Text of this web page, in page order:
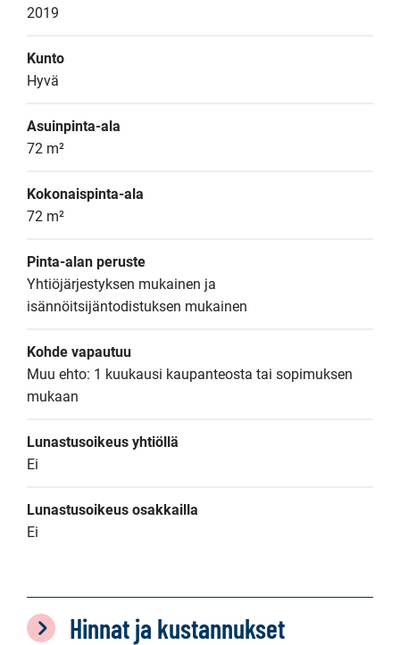
2019
Kunto
Hyvä
Asuinpinta-ala
72 m²
Kokonaispinta-ala
72 m²
Pinta-alan peruste
Yhtiöjärjestyksen mukainen ja
isännöitsijäntodistuksen mukainen
Kohde vapautuu
Muu ehto: 1 kuukausi kaupanteosta tai sopimuksen
mukaan
Lunastusoikeus yhtiöllä
Ei
Lunastusoikeus osakkailla
Ei
Hinnat ja kustannukset